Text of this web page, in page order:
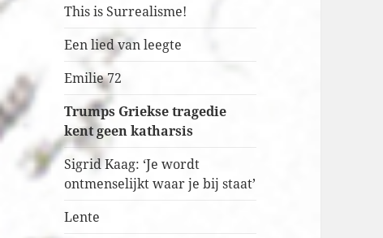
This is Surrealisme!
Een lied van leegte
Emilie 72
Trumps Griekse tragedie
kent geen katharsis
Sigrid Kaag: ‘Je wordt
ontmenselijkt waar je bij staat’
Lente